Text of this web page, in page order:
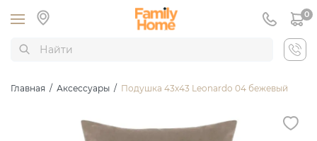
0
Главная / Аксессуары / Подушка 43х43 Leonardo 04 бежевый